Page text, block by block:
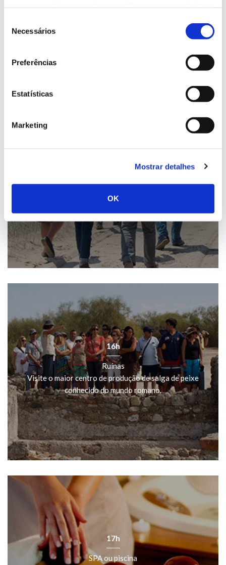
Necessários
Preferências
Estatísticas
Marketing
Mostrar detalhes
OK
passadiços e trilhos próprios.
15h
Percurso Pedestre
Caldeira.
16h
Ruínas
Visite o maior centro de produção de salga de peixe
conhecido do mundo romano.
17h
SPA ou piscina